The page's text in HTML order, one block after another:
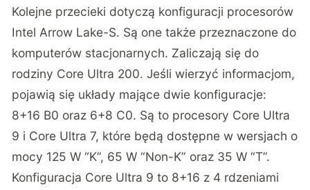
Kolejne przecieki dotyczą konfiguracji procesorów
Intel Arrow Lake-S. Są one także przeznaczone do
komputerów stacjonarnych. Zaliczają się do
rodziny Core Ultra 200. Jeśli wierzyć informacjom,
pojawią się układy mające dwie konfiguracje:
8+16 B0 oraz 6+8 C0. Są to procesory Core Ultra
9 i Core Ultra 7, które będą dostępne w wersjach o
mocy 125 W “K”, 65 W “Non-K” oraz 35 W “T”.
Konfiguracja Core Ultra 9 to 8+16 z 4 rdzeniami